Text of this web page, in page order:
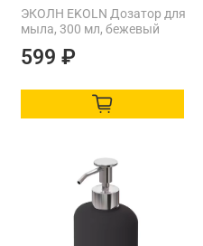
ЭКОЛН EKOLN Дозатор для
мыла, 300 мл, бежевый
599 ₽